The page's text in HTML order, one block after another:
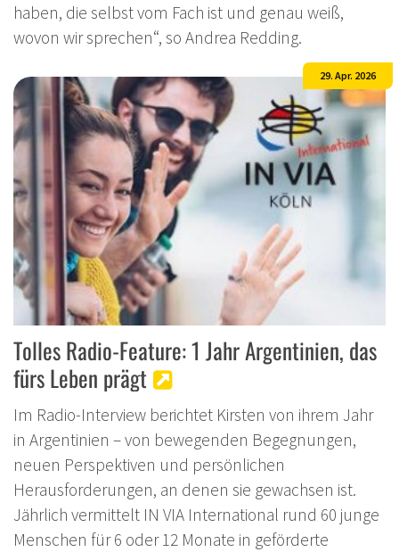
haben, die selbst vom Fach ist und genau weiß,
wovon wir sprechen“, so Andrea Redding.
Tolles Radio-Feature: 1 Jahr Argentinien, das
fürs Leben prägt
29. Apr. 2026
Im Radio-Interview berichtet Kirsten von ihrem Jahr
in Argentinien – von bewegenden Begegnungen,
neuen Perspektiven und persönlichen
Herausforderungen, an denen sie gewachsen ist.
Jährlich vermittelt IN VIA International rund 60 junge
Menschen für 6 oder 12 Monate in geförderte